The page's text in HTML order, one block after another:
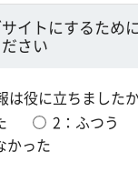
イトにするため
さい
は役に立ちました
2：ふつう
かった